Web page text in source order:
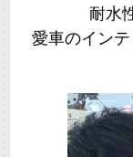
耐水
愛車のイン